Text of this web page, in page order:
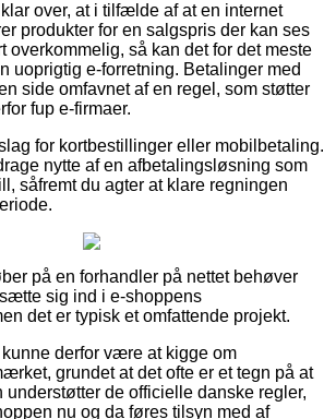
over, at i tilfælde af at en internet
produkter for en salgspris der kan ses
overkommelig, så kan det for det meste
uoprigtig e-forretning. Betalinger med
side omfavnet af en regel, som støtter
fup e-firmaer.
for kortbestillinger eller mobilbetaling.
nytte af en afbetalingsløsning som
såfremt du agter at klare regningen
på en forhandler på nettet behøver
sig ind i e-shoppens
det er typisk et omfattende projekt.
derfor være at kigge om
grundet at det ofte er et tegn på at
understøtter de officielle danske regler,
nu og da føres tilsyn med af